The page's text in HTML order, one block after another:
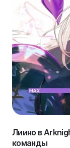
Лиино в
команды